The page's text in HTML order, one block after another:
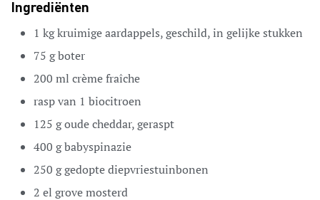
Ingrediënten
1 kgkruimige aardappels,geschild, in gelijke stukken
75 gboter
200 ml crème fraîche
rasp van 1 biocitroen
125 goude cheddar,geraspt
400 gbabyspinazie
250 ggedoptediepvriestuinbonen
2 el grove mosterd